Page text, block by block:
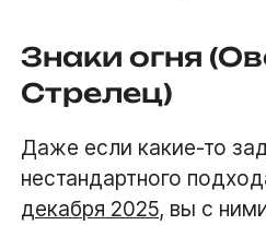
Знаки огня
Стрелец)
Даже если какие-то
нестандартного
декабря 2025, вы с